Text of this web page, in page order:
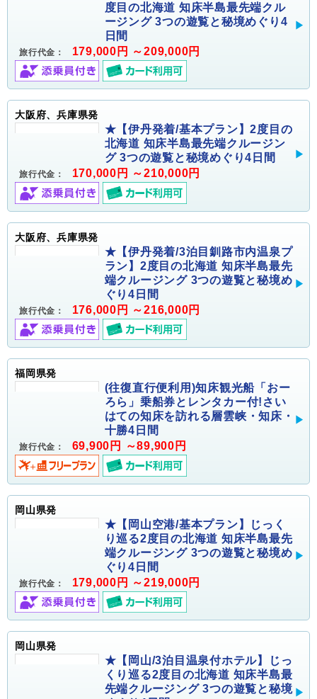
度目の北海道 知床半島最先端クル
ージング 3つの遊覧と秘境めぐり4
日間
旅行代金： 179,000円 ～209,000円
大阪府、兵庫県発
★【伊丹発着/基本プラン】2度目の
北海道 知床半島最先端クルージン
グ 3つの遊覧と秘境めぐり4日間
旅行代金： 170,000円 ～210,000円
大阪府、兵庫県発
★【伊丹発着/3泊目釧路市内温泉プ
ラン】2度目の北海道 知床半島最先
端クルージング 3つの遊覧と秘境め
ぐり4日間
旅行代金： 176,000円 ～216,000円
福岡県発
(往復直行便利用)知床観光船「おー
ろら」乗船券とレンタカー付!さい
はての知床を訪れる層雲峡・知床・
十勝4日間
旅行代金： 69,900円 ～89,900円
岡山県発
★【岡山空港/基本プラン】じっく
り巡る2度目の北海道 知床半島最先
端クルージング 3つの遊覧と秘境め
ぐり4日間
旅行代金： 179,000円 ～219,000円
岡山県発
★【岡山/3泊目温泉付ホテル】じっ
くり巡る2度目の北海道 知床半島最
先端クルージング 3つの遊覧と秘境